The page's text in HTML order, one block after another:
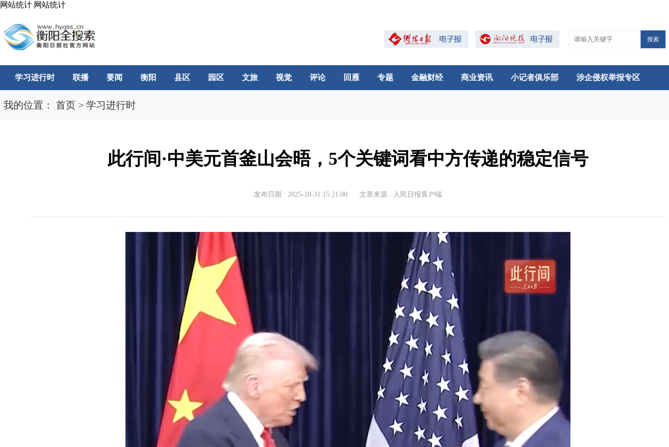
网站统计 网站统计
搜索
学习进行时 联播 要闻 衡阳 县区 园区 文旅 视觉 评论 回雁 专题 金融财经 商业资讯 小记者俱乐部 涉企侵权举报专区
我的位置： 首页 > 学习进行时
此行间·中美元首釜山会晤，5个关键词看中方传递的稳定信号
发布日期 : 2025-10-31 15:21:00 文章来源 : 人民日报客户端